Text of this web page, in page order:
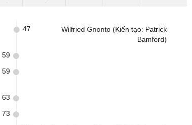
Wilfried Gnonto (Kiến tạo: Patrick
Bamford)
47
59
59
63
73